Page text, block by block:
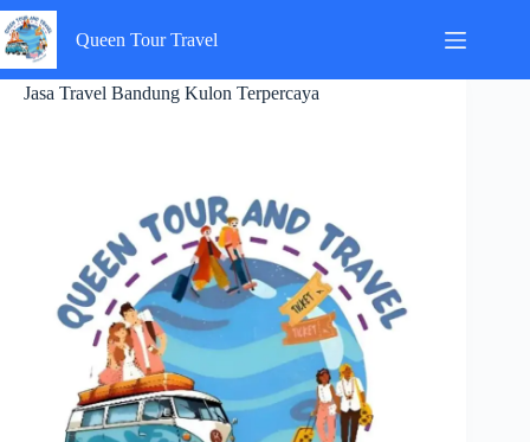
Skip
to
content
Queen Tour Travel
Jasa Travel Bandung Kulon Terpercaya